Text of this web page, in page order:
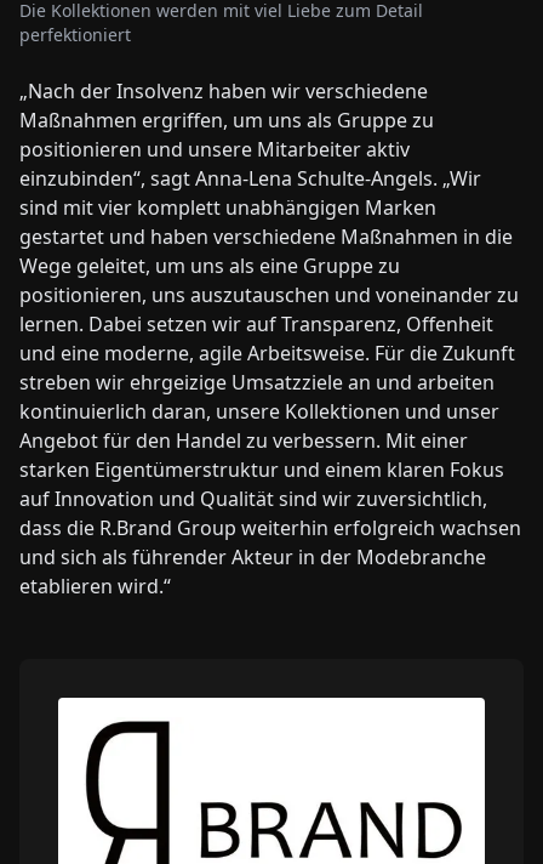
Die Kollektionen werden mit viel Liebe zum Detail
perfektioniert
„Nach der Insolvenz haben wir verschiedene
Maßnahmen ergriffen, um uns als Gruppe zu
positionieren und unsere Mitarbeiter aktiv
einzubinden“, sagt Anna-Lena Schulte-Angels. „Wir
sind mit vier komplett unabhängigen Marken
gestartet und haben verschiedene Maßnahmen in die
Wege geleitet, um uns als eine Gruppe zu
positionieren, uns auszutauschen und voneinander zu
lernen. Dabei setzen wir auf Transparenz, Offenheit
und eine moderne, agile Arbeitsweise. Für die Zukunft
streben wir ehrgeizige Umsatzziele an und arbeiten
kontinuierlich daran, unsere Kollektionen und unser
Angebot für den Handel zu verbessern. Mit einer
starken Eigentümerstruktur und einem klaren Fokus
auf Innovation und Qualität sind wir zuversichtlich,
dass die R.Brand Group weiterhin erfolgreich wachsen
und sich als führender Akteur in der Modebranche
etablieren wird.“